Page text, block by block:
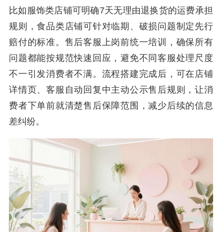
比如服饰类店铺可明确7天无理由退换货的运费承担
规则，食品类店铺可针对临期、破损问题制定先行
赔付的标准。售后客服上岗前统一培训，确保所有
问题都能按规范快速回应，避免不同客服处理尺度
不一引发消费者不满。流程搭建完成后，可在店铺
详情页、客服自动回复中主动公示售后规则，让消
费者下单前就清楚售后保障范围，减少后续的信息
差纠纷。